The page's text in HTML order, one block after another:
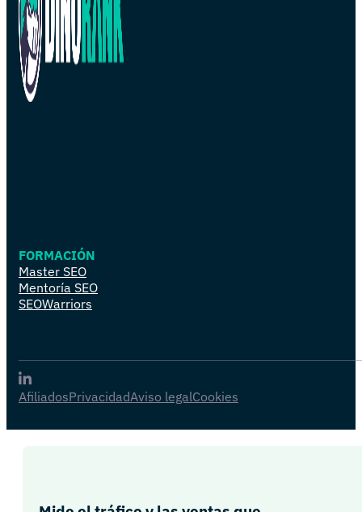
FORMACIÓN
Master SEO
Mentoría SEO
SEOWarriors
AfiliadosPrivacidadAviso legalCookies